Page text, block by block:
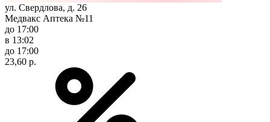
ул. Свердлова, д. 26
Медвакс Аптека №11
до 17:00
в 13:02
до 17:00
23,60 р.